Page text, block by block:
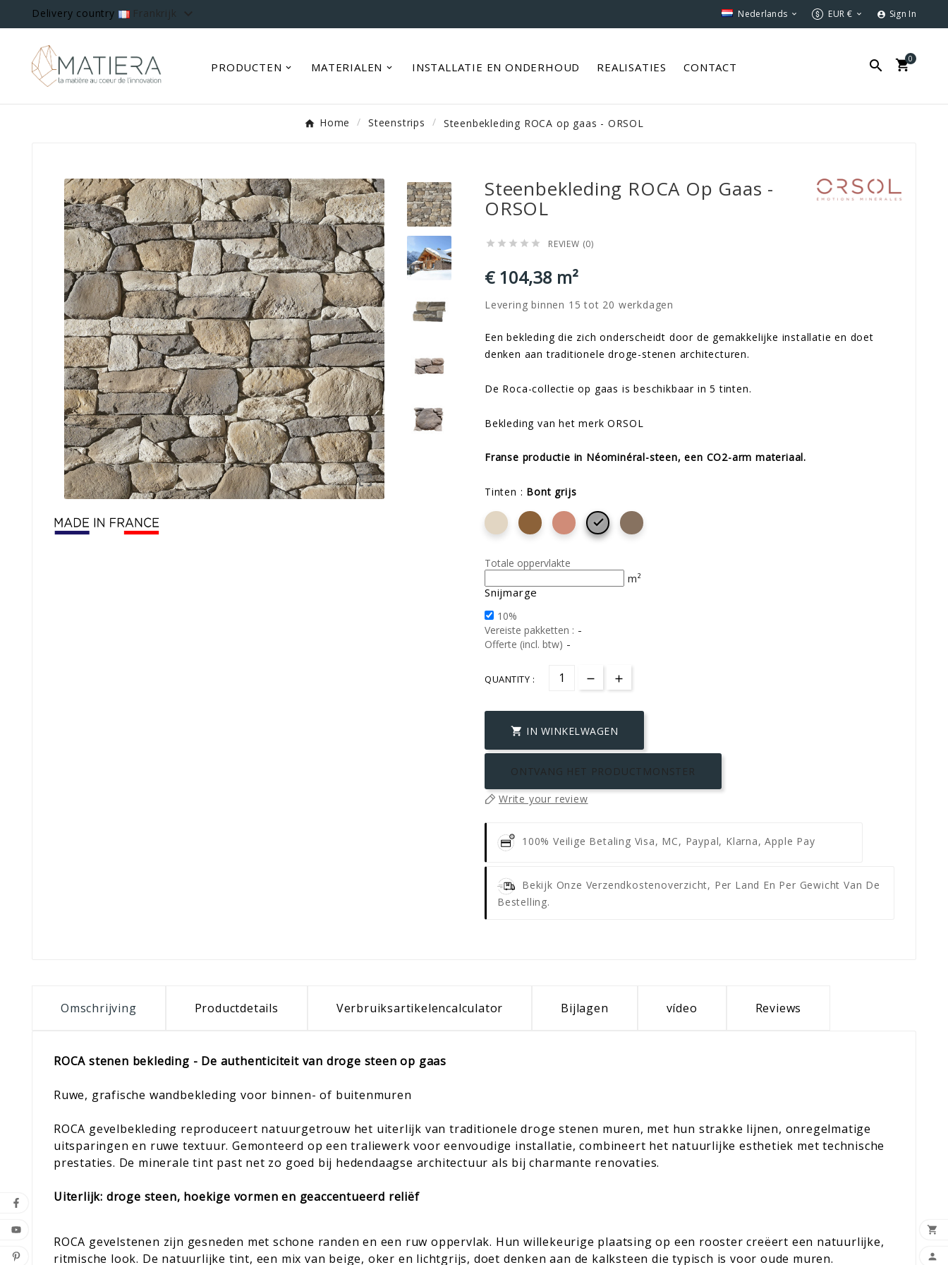
Delivery country Frankrijk  Nederlands  EUR €   Sign In
PRODUCTEN MATERIALEN INSTALLATIE EN ONDERHOUD REALISATIES CONTACT  0
Home Steenstrips Steenbekleding ROCA op gaas - ORSOL

Steenbekleding ROCA Op Gaas -
ORSOL
     REVIEW (0)
€ 104,38 m²
Levering binnen 15 tot 20 werkdagen
Een bekleding die zich onderscheidt door de gemakkelijke installatie en doet
denken aan traditionele droge-stenen architecturen.
De Roca-collectie op gaas is beschikbaar in 5 tinten.
Bekleding van het merk ORSOL
Franse productie in Néominéral-steen, een CO2-arm materiaal.
Tinten : Bont grijs

Totale oppervlakte
m²
Snijmarge
10%
Vereiste pakketten : -
Offerte (incl. btw) -
QUANTITY :
 IN WINKELWAGEN
ONTVANG HET PRODUCTMONSTER
Write your review
100% Veilige Betaling Visa, MC, Paypal, Klarna, Apple Pay
Bekijk Onze Verzendkostenoverzicht, Per Land En Per Gewicht Van De
Bestelling.
Omschrijving Productdetails Verbruiksartikelencalculator Bijlagen vídeo Reviews
ROCA stenen bekleding - De authenticiteit van droge steen op gaas
Ruwe, grafische wandbekleding voor binnen- of buitenmuren
ROCA gevelbekleding reproduceert natuurgetrouw het uiterlijk van traditionele droge stenen muren, met hun strakke lijnen, onregelmatige
uitsparingen en ruwe textuur. Gemonteerd op een traliewerk voor eenvoudige installatie, combineert het natuurlijke esthetiek met technische
prestaties. De minerale tint past net zo goed bij hedendaagse architectuur als bij charmante renovaties.
Uiterlijk: droge steen, hoekige vormen en geaccentueerd reliëf
ROCA gevelstenen zijn gesneden met schone randen en een ruw oppervlak. Hun willekeurige plaatsing op een rooster creëert een natuurlijke,
ritmische look. De natuurlijke tint, een mix van beige, oker en lichtgrijs, doet denken aan de kalksteen die typisch is voor oude muren.

